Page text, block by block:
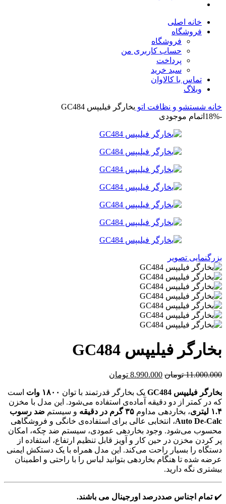
خانه اصلی
فروشگاه
فروشگاه
حساب کاربری من
پرداخت
سبد خرید
تماس با کالاوان
وبلاگ
خانه شستشو و نظافت اتو بخارگر فیلیپس GC484
-18%
اتمام موجودی
بزرگنمایی تصویر
بخارگر فیلیپس GC484
11.000.000 تومان قیمت
11.000.000 تومان
بود.
8.990.000 تومان
8.990.000 تومان.
بخارگر فیلیپس GC484 یک بخارگر قدرتمند با توان ۱۸۰۰ وات
است
که در کمتر از دو دقیقه آماده‌ی استفاده می‌شود. این مدل با مخزن
۱.۴ لیتری
، بخاردهی مداوم ۳۵ گرم در دقیقه و سیستم ضد رسوب
Auto De-Calc، انتخابی عالی برای استفاده‌ی خانگی و فروشگاهی
محسوب می‌شود. وجود بخاردهی عمودی، سیستم ضد چکه، امکان
پر کردن مخزن در حین کار و آویز قابل تنظیم ارتفاع، استفاده از
دستگاه را بسیار راحت می‌کند. این مدل همراه با یک دستکش ایمنی
عرضه شده تا هنگام بخاردهی بتوانید لباس را با راحتی و اطمینان
بیشتری نگه دارید.
✔️تمام اجناس صددرصد اورجینال می باشند.